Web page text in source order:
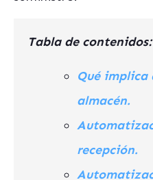
Tabla de contenidos:
Qué
almacén.
recepción.